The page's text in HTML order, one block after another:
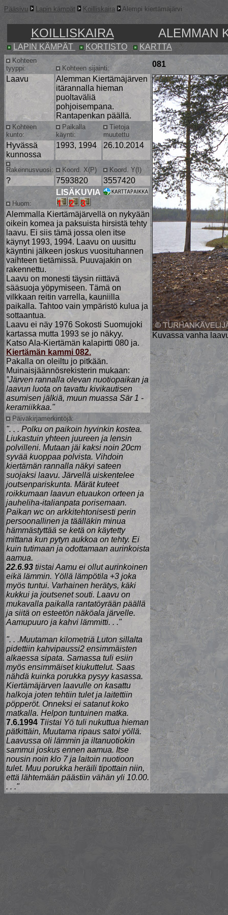
Pääsivu Lapin kämpät Koilliskaira Alempi kiertämäjärvi
KOILLISKAIRA ALEMMAN
LAPIN KÄMPÄT KORTISTO KARTTA
Kohteen
tyyppi:
Kohteen sijainti:
081
Laavu
Alemman Kiertämäjärven
itärannalla hieman
puoltaväliä
pohjoisempana.
Rantapenkan päällä.
Kuvassa vanha
Kohteen
kunto:
Paikalla
käynti:
Tietoja
muutettu
Hyvässä
kunnossa
1993, 1994 26.10.2014
Rakennusvuosi: Koord. X(P) Koord. Y(I)
? 7593820 3557420
Huom:
LISÄKUVIA
Alemmalla Kiertämäjärvellä on nykyään
oikein komea ja paksuista hirsistä tehty
laavu. Ei siis tämä jossa olen itse
käynyt 1993, 1994. Laavu on uusittu
käyntini jälkeen joskus vuosituhannen
vaihteen tietämissä. Puuvajakin on
rakennettu.
Laavu on monesti täysin riittävä
sääsuoja yöpymiseen. Tämä on
vilkkaan reitin varrella, kauniilla
paikalla. Tahtoo vain ympäristö kulua ja
sottaantua.
Laavu ei näy 1976 Sokosti Suomujoki
kartassa mutta 1993 se jo näkyy.
Katso Ala-Kiertämän kalapirtti 080 ja.
Kiertämän kammi 082.
Pakalla on oleiltu jo pitkään.
Muinaisjäännösrekisterin mukaan:
”Järven rannalla olevan nuotiopaikan ja
laavun luota on tavattu kivikautisen
asumisen jälkiä, muun muassa Sär 1 -
keramiikkaa."
Päiväkirjamerkintöjä:
". . . Polku on paikoin hyvinkin kostea.
Liukastuin yhteen juureen ja lensin
polvilleni. Mutaan jäi kaksi noin 20cm
syvää kuoppaa polvista. Vihdoin
kiertämän rannalla näkyi sateen
suojaksi laavu. Järvellä uiskentelee
joutsenpariskunta. Märät kuteet
roikkumaan laavun etuaukon orteen ja
jauheliha-italianpata porisemaan.
Paikan wc on arkkitehtonisesti perin
persoonallinen ja täälläkin minua
hämmästyttää se ketä on käytetty
mittana kun pytyn aukkoa on tehty. Ei
kuin tutimaan ja odottamaan aurinkoista
aamua.
22.6.93 tiistai Aamu ei ollut aurinkoinen
eikä lämmin. Yöllä lämpötila +3 joka
myös tuntui. Varhainen herätys, käki
kukkui ja joutsenet souti. Laavu on
mukavalla paikalla rantatöyrään päällä
ja siitä on esteetön näköala järvelle.
Aamupuuro ja kahvi lämmitti. . ."
". . .Muutaman kilometriä Luton sillalta
pidettiin kahvipaussi2 ensimmäisten
alkaessa sipata. Samassa tuli esiin
myös ensimmäiset kiukuttelut. Saas
nähdä kuinka porukka pysyy kasassa.
Kiertämäjärven laavulle on kasattu
halkoja joten tehtiin tulet ja laitettiin
pöpperöt. Onneksi ei satanut koko
matkalla. Helpon tuntuinen matka.
7.6.1994Tiistai Yö tuli nukuttua hieman
pätkittäin, Muutama ripaus satoi yöllä.
Laavussa oli lämmin ja iltanuotiokin
sammui joskus ennen aamua. Itse
nousin noin klo 7 ja laitoin nuotioon
tulet. Muu porukka heräili tipottain niin,
että lähtemään päästiin vähän yli 10.00.
. . ."